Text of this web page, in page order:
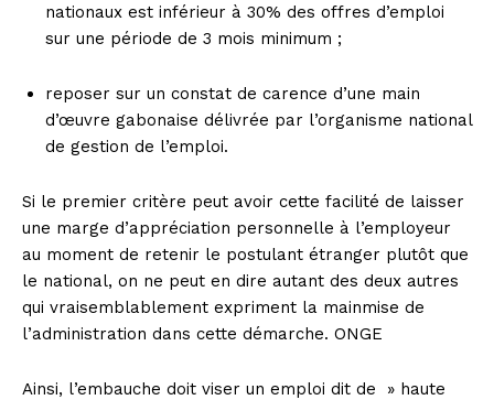
nationaux est inférieur à 30% des offres d’emploi
sur une période de 3 mois minimum ;
reposer sur un constat de carence d’une main
d’œuvre gabonaise délivrée par l’organisme national
de gestion de l’emploi.
Si le premier critère peut avoir cette facilité de laisser
une marge d’appréciation personnelle à l’employeur
au moment de retenir le postulant étranger plutôt que
le national, on ne peut en dire autant des deux autres
qui vraisemblablement expriment la mainmise de
l’administration dans cette démarche. ONGE
Ainsi, l’embauche doit viser un emploi dit de » haute